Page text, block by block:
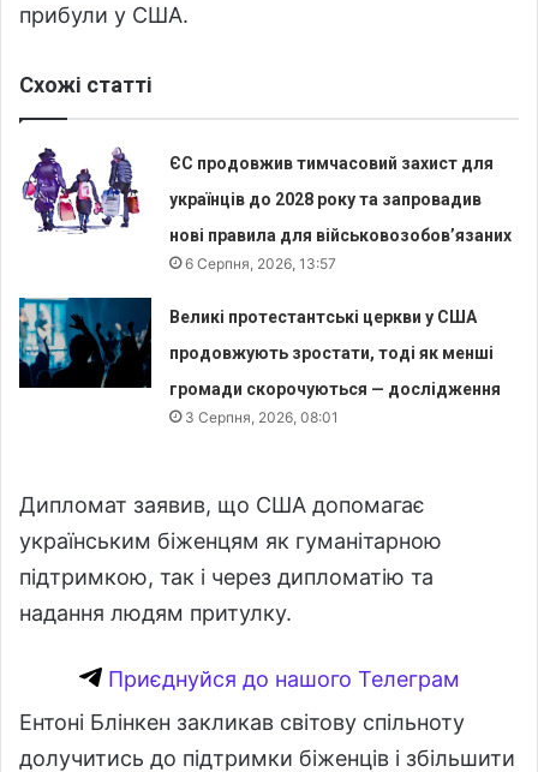
прибули у США.
Схожі статті
ЄС продовжив тимчасовий захист для
українців до 2028 року та запровадив
нові правила для військовозобов’язаних
6 Серпня, 2026, 13:57
Великі протестантські церкви у США
продовжують зростати, тоді як менші
громади скорочуються — дослідження
3 Серпня, 2026, 08:01
Дипломат заявив, що США допомагає
українським біженцям як гуманітарною
підтримкою, так і через дипломатію та
надання людям притулку.
Приєднуйся до нашого Телеграм
Ентоні Блінкен закликав світову спільноту
долучитись до підтримки біженців і збільшити